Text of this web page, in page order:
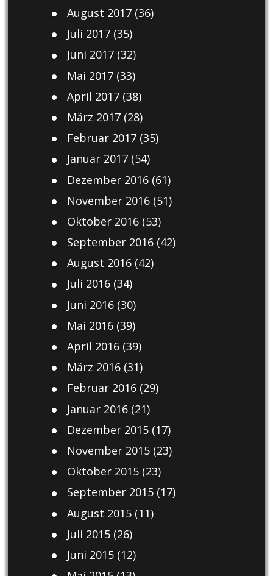
August 2017(36)
Juli 2017(35)
Juni 2017(32)
Mai 2017(33)
April 2017(38)
März 2017(28)
Februar 2017(35)
Januar 2017(54)
Dezember 2016(61)
November 2016(51)
Oktober 2016(53)
September 2016(42)
August 2016(42)
Juli 2016(34)
Juni 2016(30)
Mai 2016(39)
April 2016(39)
März 2016(31)
Februar 2016(29)
Januar 2016(21)
Dezember 2015(17)
November 2015(23)
Oktober 2015(23)
September 2015(17)
August 2015(11)
Juli 2015(26)
Juni 2015(12)